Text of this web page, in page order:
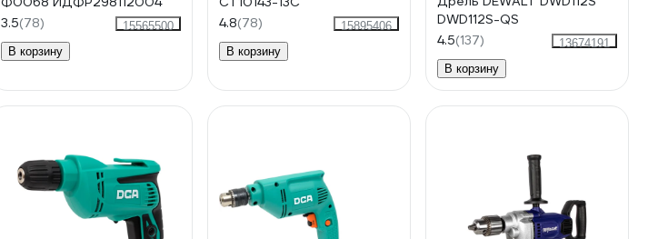
3.5(78)
15565500
В корзину
4.8(78)
15895406
В корзину
DWD112S-QS
4.5(137)
13674191
В корзину